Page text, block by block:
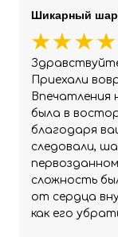
Приехали
Впечатления
была в
благодаря
следовали,
сложность
от сердца
как его
Шикарный шар